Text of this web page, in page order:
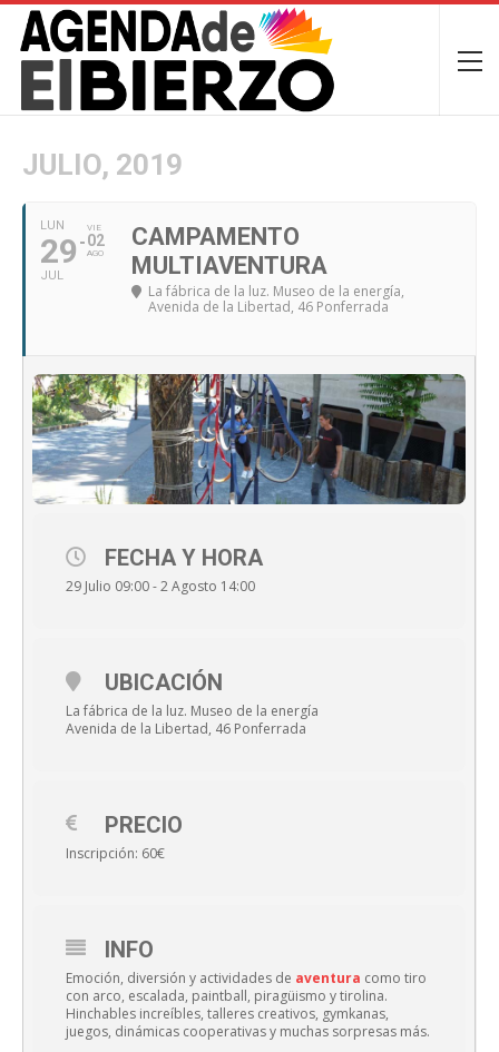
JULIO, 2019
LUN
29
JUL
VIE
02
AGO
CAMPAMENTO
MULTIAVENTURA
La fábrica de la luz. Museo de la energía,
Avenida de la Libertad, 46 Ponferrada
FECHA Y HORA
29 Julio 09:00 - 2 Agosto 14:00
UBICACIÓN
La fábrica de la luz. Museo de la energía
Avenida de la Libertad, 46 Ponferrada
PRECIO
Inscripción: 60€
INFO
Emoción, diversión y actividades de aventura como tiro
con arco, escalada, paintball, piragüismo y tirolina.
Hinchables increíbles, talleres creativos, gymkanas,
juegos, dinámicas cooperativas y muchas sorpresas más.